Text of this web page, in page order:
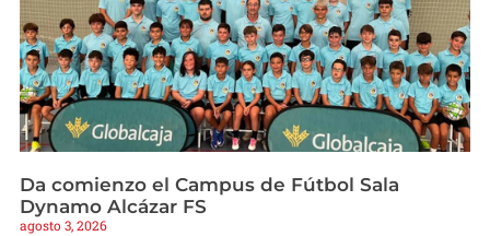
Da comienzo el Campus de Fútbol Sala
Dynamo Alcázar FS
agosto 3, 2026